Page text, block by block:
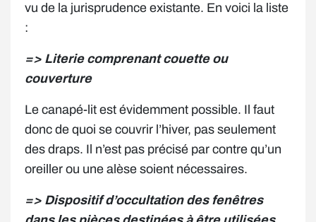
vu de la jurisprudence existante. En voici la liste
:
=> Literie comprenant couette ou
couverture
Le canapé-lit est évidemment possible. Il faut
donc de quoi se couvrir l’hiver, pas seulement
des draps. Il n’est pas précisé par contre qu’un
oreiller ou une alèse soient nécessaires.
=> Dispositif d’occultation des fenêtres